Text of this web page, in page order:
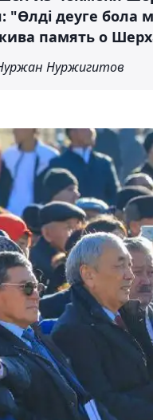
"Өлді деуге
память о
Нуржигитов